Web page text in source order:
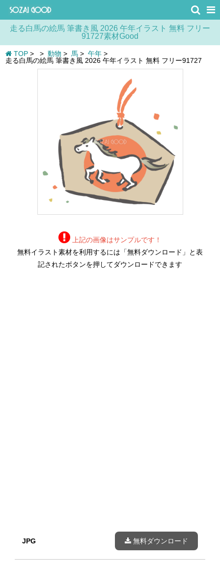
走る白馬の絵馬 筆書き風 2026 午年イラスト 無料 フリー
91727素材Good
TOP > > 動物 > 馬 > 午年 >
走る白馬の絵馬 筆書き風 2026 午年イラスト 無料 フリー91727
上記の画像はサンプルです！
無料イラスト素材を利用するには「無料ダウンロード」と表
記されたボタンを押してダウンロードできます
JPG 無料ダウンロード